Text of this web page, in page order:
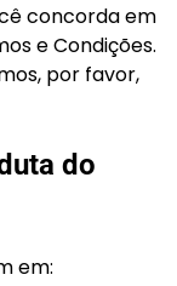
concorda em
e Condições.
por favor,
do
em: